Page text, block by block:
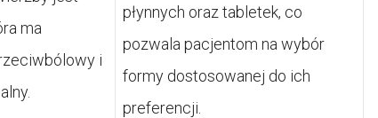
ma
i
płynnych oraz tabletek, co
pozwala pacjentom na wybór
formy dostosowanej do ich
preferencji.